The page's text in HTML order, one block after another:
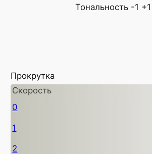
Тональность -1 +1
Прокрутка
Скорость
0
1
2